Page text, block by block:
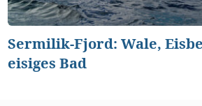
Sermilik-Fjord: Wale,
eisiges Bad